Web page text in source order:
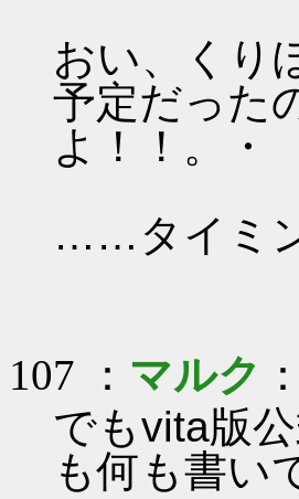
おい、くり
予定だった
よ！！。・
……タイミ
107 ： マルク
でもvita版
も何も書い